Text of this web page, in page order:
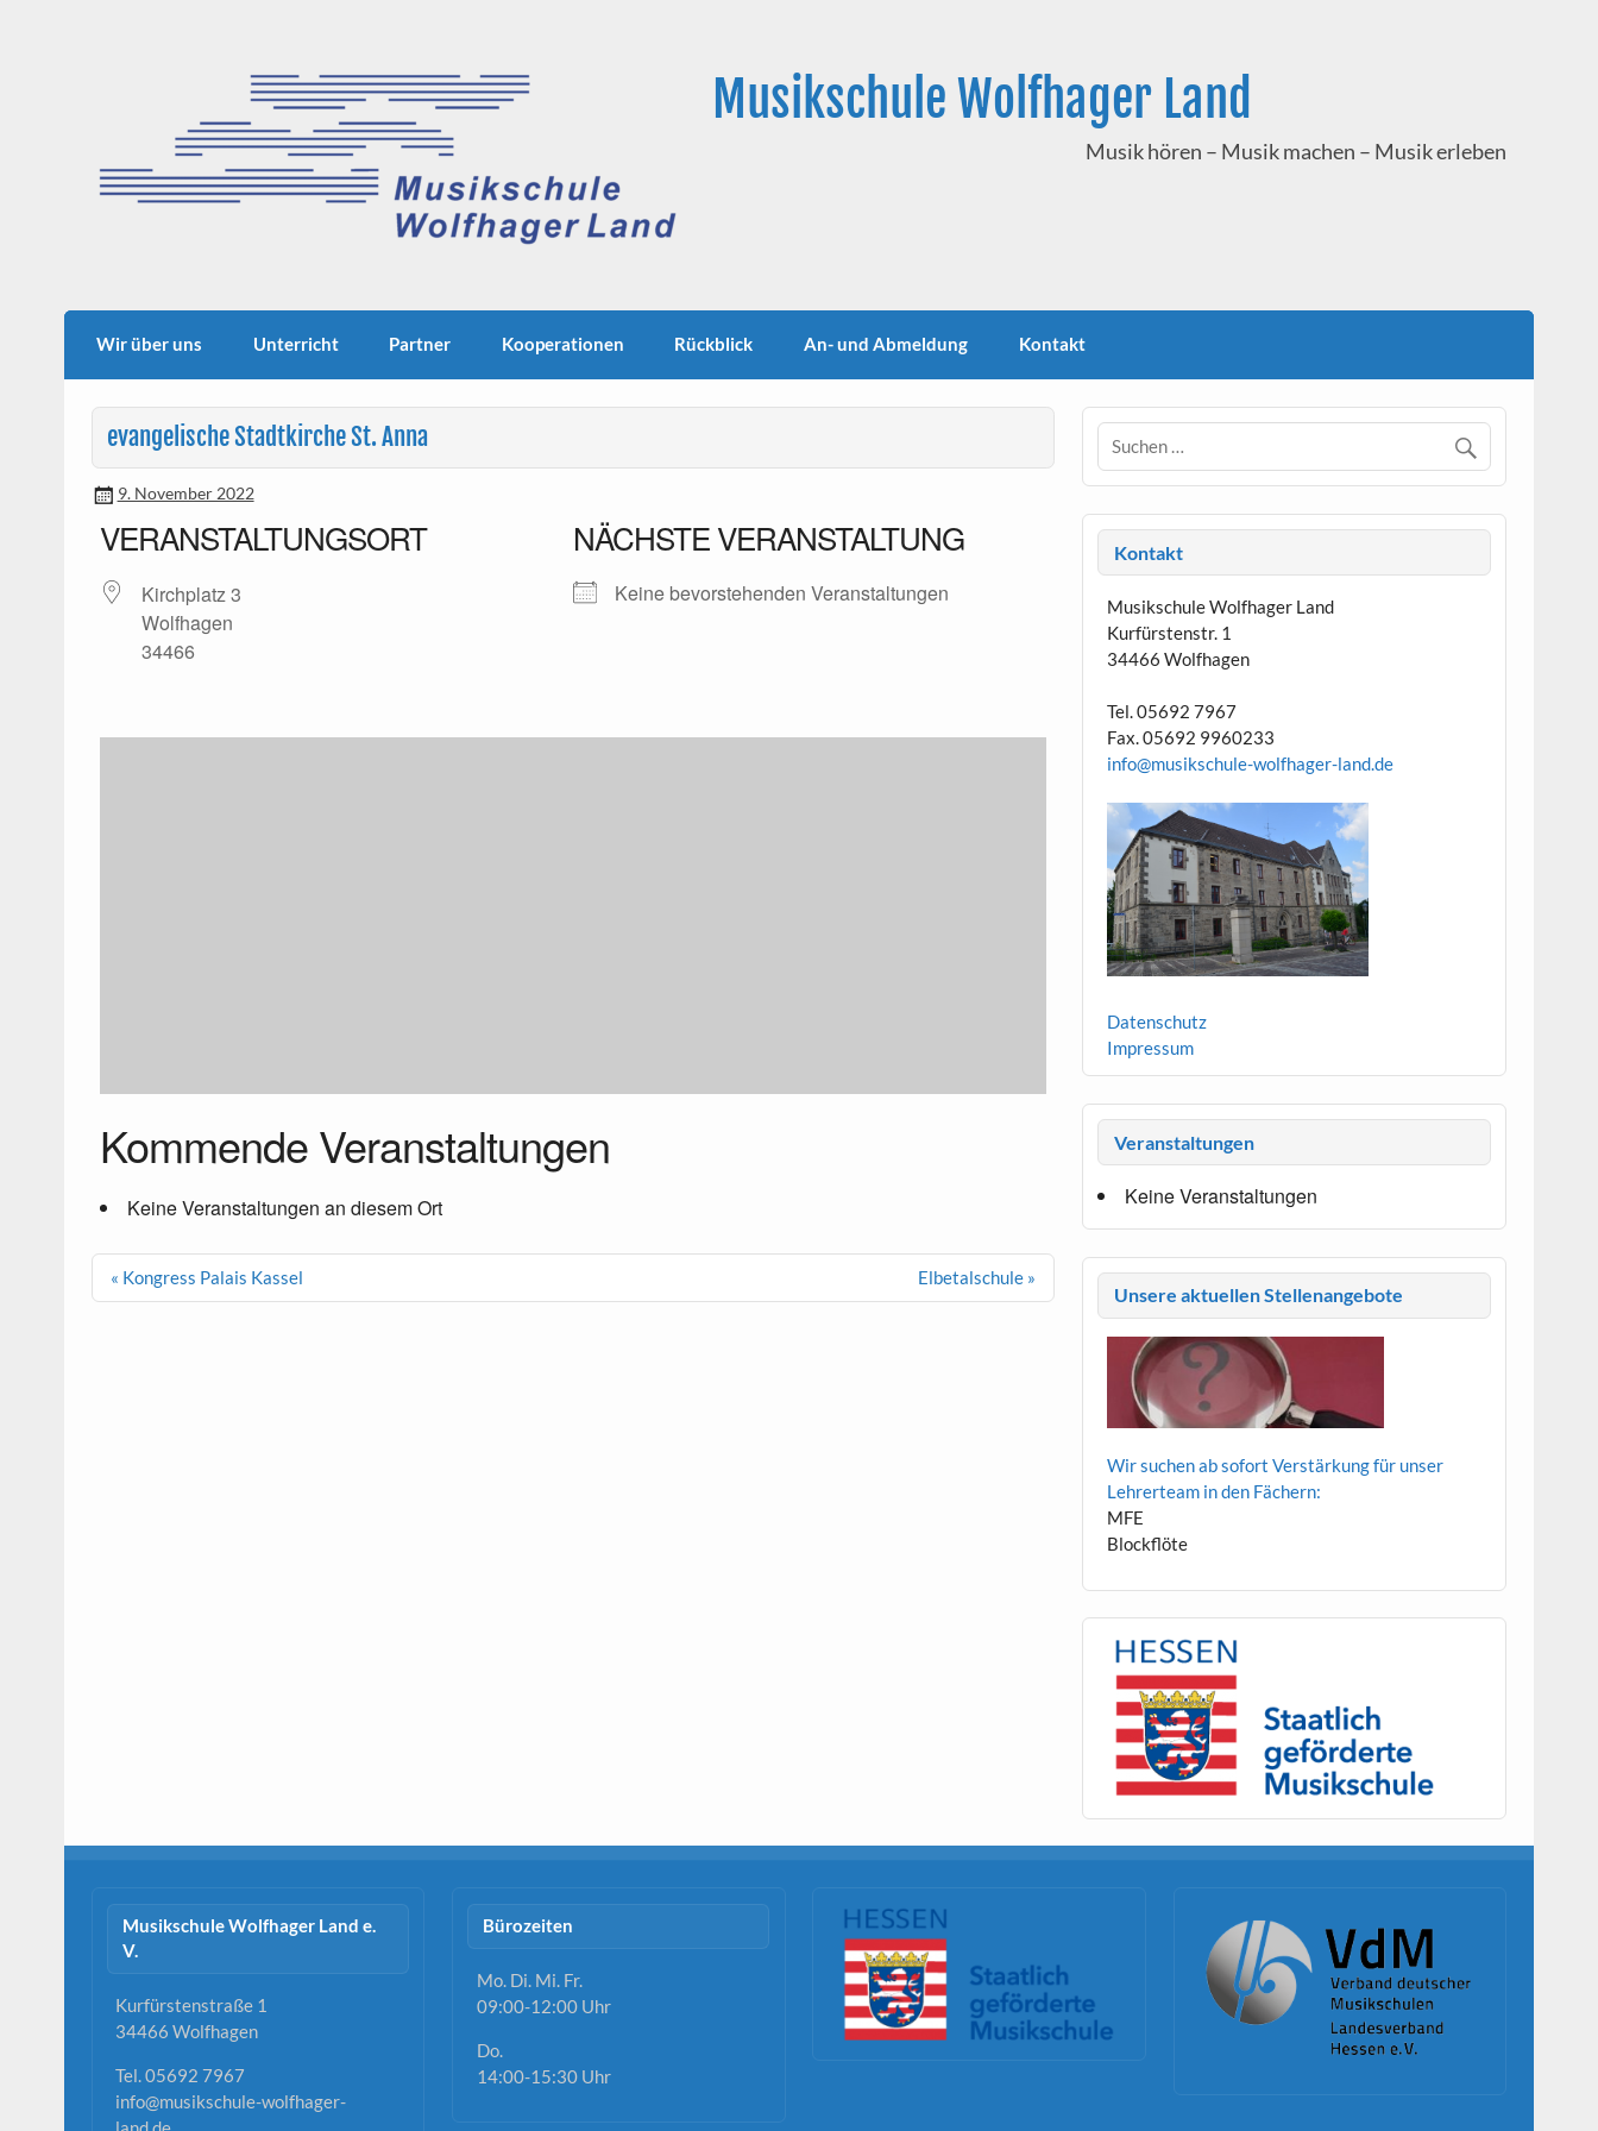
Musikschule Wolfhager Land
Musik hören – Musik machen – Musik erleben
Wir über uns Unterricht Partner Kooperationen Rückblick An- und Abmeldung Kontakt
evangelische Stadtkirche St. Anna
9. November 2022
VERANSTALTUNGSORT
Kirchplatz 3
Wolfhagen
34466
NÄCHSTE VERANSTALTUNG
Keine bevorstehenden Veranstaltungen
Kommende Veranstaltungen
Keine Veranstaltungen an diesem Ort
Beitragsnavigation
« Kongress Palais Kassel Elbetalschule »
Kontakt
Musikschule Wolfhager Land
Kurfürstenstr. 1
34466 Wolfhagen
Tel. 05692 7967
Fax. 05692 9960233
info@musikschule-wolfhager-land.de
Datenschutz
Impressum
Veranstaltungen
Keine Veranstaltungen
Unsere aktuellen Stellenangebote
Wir suchen ab sofort Verstärkung für unser
Lehrerteam in den Fächern:
MFE
Blockflöte
Musikschule Wolfhager Land e.
V.
Kurfürstenstraße 1
34466 Wolfhagen
Tel. 05692 7967
info@musikschule-wolfhager-
Bürozeiten
Mo. Di. Mi. Fr.
09:00-12:00 Uhr
Do.
14:00-15:30 Uhr